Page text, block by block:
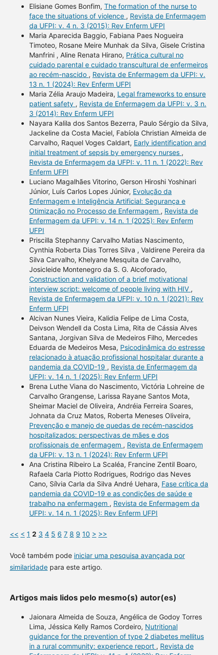
Elisiane Gomes Bonfim, The formation of the nurse to
face the situations of violence , Revista de Enfermagem
da UFPI: v. 4 n. 3 (2015): Rev Enferm UFPI
Maria Aparecida Baggio, Fabiana Paes Nogueira
Timoteo, Rosane Meire Munhak da Silva, Gisele Cristina
Manfrini , Aline Renata Hirano, Prática cultural no
cuidado parental e cuidado transcultural de enfermeiros
ao recém-nascido , Revista de Enfermagem da UFPI: v.
13 n. 1 (2024): Rev Enferm UFPI
Maria Zélia Araujo Madeira, Legal frameworks to ensure
patient safety , Revista de Enfermagem da UFPI: v. 3 n.
3 (2014): Rev Enferm UFPI
Nayara Kalila dos Santos Bezerra, Paulo Sérgio da Silva,
Jackeline da Costa Maciel, Fabíola Christian Almeida de
Carvalho, Raquel Voges Caldart, Early identification and
initial treatment of sepsis by emergency nurses ,
Revista de Enfermagem da UFPI: v. 11 n. 1 (2022): Rev
Enferm UFPI
Luciano Magalhães Vitorino, Gerson Hiroshi Yoshinari
Júnior, Luís Carlos Lopes Júnior, Evolução da
Enfermagem e Inteligência Artificial: Segurança e
Otimização no Processo de Enfermagem , Revista de
Enfermagem da UFPI: v. 14 n. 1 (2025): Rev Enferm
UFPI
Priscilla Stephanny Carvalho Matias Nascimento,
Cynthia Roberta Dias Torres Silva , Valdirene Pereira da
Silva Carvalho, Khelyane Mesquita de Carvalho,
Josicleide Montenegro da S. G. Alcoforado,
Construction and validation of a brief motivational
interview script: welcome of people living with HIV ,
Revista de Enfermagem da UFPI: v. 10 n. 1 (2021): Rev
Enferm UFPI
Alcivan Nunes Vieira, Kalidia Felipe de Lima Costa,
Deivson Wendell da Costa Lima, Rita de Cássia Alves
Santana, Jorgivan Silva de Medeiros Filho, Mercedes
Eduarda de Medeiros Mesa, Psicodinâmica do estresse
relacionado à atuação profissional hospitalar durante a
pandemia da COVID-19 , Revista de Enfermagem da
UFPI: v. 14 n. 1 (2025): Rev Enferm UFPI
Brena Luthe Viana do Nascimento, Victória Lohreine de
Carvalho Grangense, Larissa Rayane Santos Mota,
Sheimar Maciel de Oliveira, Andréia Ferreira Soares,
Johnata da Cruz Matos, Roberta Meneses Oliveira,
Prevenção e manejo de quedas de recém-nascidos
hospitalizados: perspectivas de mães e dos
profissionais de enfermagem , Revista de Enfermagem
da UFPI: v. 13 n. 1 (2024): Rev Enferm UFPI
Ana Cristina Ribeiro La Scaléa, Francine Zentil Boaro,
Rafaela Carla Piotto Rodrigues, Rodrigo das Neves
Cano, Sílvia Carla da Silva André Uehara, Fase crítica da
pandemia da COVID-19 e as condições de saúde e
trabalho na enfermagem , Revista de Enfermagem da
UFPI: v. 14 n. 1 (2025): Rev Enferm UFPI
<< < 1 2 3 4 5 6 7 8 9 10 > >>
Você também pode iniciar uma pesquisa avançada por
similaridadepara este artigo.
Artigos mais lidos pelo mesmo(s) autor(es)
Jaionara Almeida de Souza, Angélica de Godoy Torres
Lima, Jéssica Kelly Ramos Cordeiro, Nutritional
guidance for the prevention of type 2 diabetes mellitus
in a rural community: experience report , Revista de